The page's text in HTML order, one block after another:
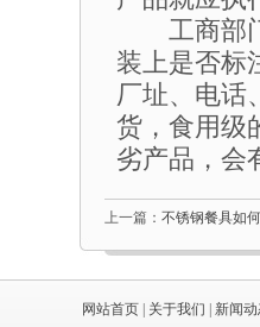
工商部门
装上是否标
厂址、电话
货，食用级
劣产品，会
上一篇： 不锈钢餐具如
网站首页 关于我们 新闻